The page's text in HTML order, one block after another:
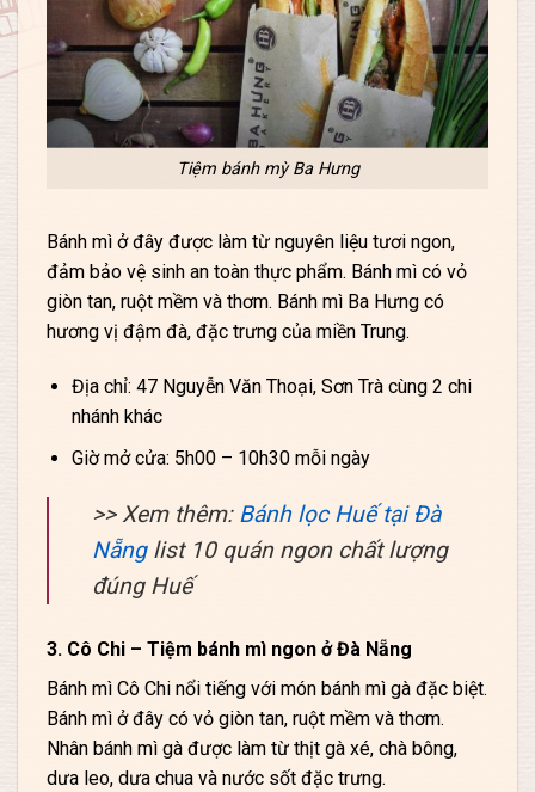
Tiệm bánh mỳ Ba Hưng
Bánh mì ở đây được làm từ nguyên liệu tươi ngon,
đảm bảo vệ sinh an toàn thực phẩm. Bánh mì có vỏ
giòn tan, ruột mềm và thơm. Bánh mì Ba Hưng có
hương vị đậm đà, đặc trưng của miền Trung.
Địa chỉ: 47 Nguyễn Văn Thoại, Sơn Trà cùng 2 chi
nhánh khác
Giờ mở cửa: 5h00 – 10h30 mỗi ngày
>> Xem thêm: Bánh lọc Huế tại Đà
Nẵnglist 10 quán ngon chất lượng
đúng Huế
3. Cô Chi – Tiệm bánh mì ngon ở Đà Nẵng
Bánh mì Cô Chi nổi tiếng với món bánh mì gà đặc biệt.
Bánh mì ở đây có vỏ giòn tan, ruột mềm và thơm.
Nhân bánh mì gà được làm từ thịt gà xé, chà bông,
dưa leo, dưa chua và nước sốt đặc trưng.